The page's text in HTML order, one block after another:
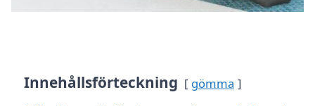
Innehållsförteckning gömma